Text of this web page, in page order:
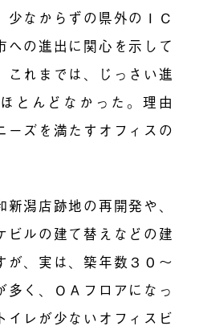
少なからずの県外のＩＣ
への進出に関心を示して
これまでは、じっさい進
とんどなかった。理由
ーズを満たすオフィスの
新潟店跡地の再開発や、
ビルの建て替えなどの建
が、実は、築年数３０～
多く、ＯＡフロアになっ
イレが少ないオフィスビ